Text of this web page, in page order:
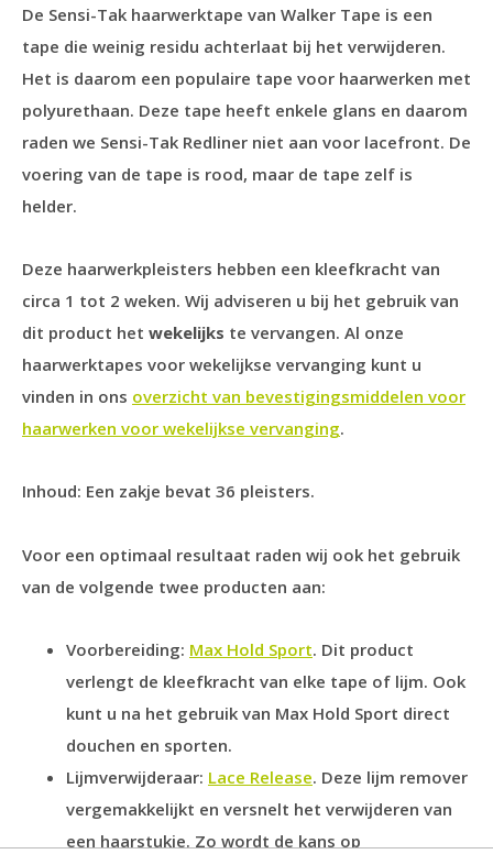
De Sensi-Tak haarwerktape van Walker Tape is een
tape die weinig residu achterlaat bij het verwijderen.
Het is daarom een populaire tape voor haarwerken met
polyurethaan. Deze tape heeft enkele glans en daarom
raden we Sensi-Tak Redliner niet aan voor lacefront. De
voering van de tape is rood, maar de tape zelf is
helder.
Deze haarwerkpleisters hebben een kleefkracht van
circa 1 tot 2 weken. Wij adviseren u bij het gebruik van
dit product het wekelijks te vervangen. Al onze
haarwerktapes voor wekelijkse vervanging kunt u
vinden in ons overzicht van bevestigingsmiddelen voor
haarwerken voor wekelijkse vervanging.
Inhoud: Een zakje bevat 36 pleisters.
Voor een optimaal resultaat raden wij ook het gebruik
van de volgende twee producten aan:
Voorbereiding: Max Hold Sport. Dit product
verlengt de kleefkracht van elke tape of lijm. Ook
kunt u na het gebruik van Max Hold Sport direct
douchen en sporten.
Lijmverwijderaar: Lace Release. Deze lijm remover
vergemakkelijkt en versnelt het verwijderen van
een haarstukje. Zo wordt de kans op